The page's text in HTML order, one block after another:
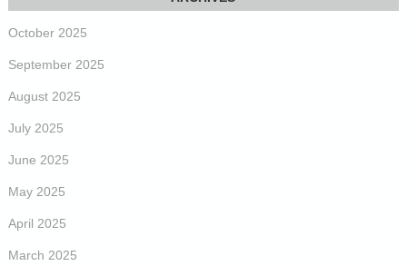
October 2025
September 2025
August 2025
July 2025
June 2025
May 2025
April 2025
March 2025